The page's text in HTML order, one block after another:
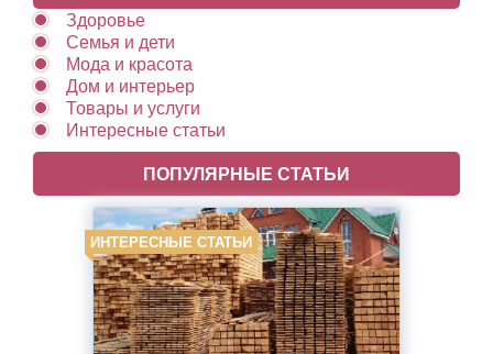
Здоровье
Семья и дети
Мода и красота
Дом и интерьер
Товары и услуги
Интересные статьи
ПОПУЛЯРНЫЕ СТАТЬИ
ИНТЕРЕСНЫЕ СТАТЬИ